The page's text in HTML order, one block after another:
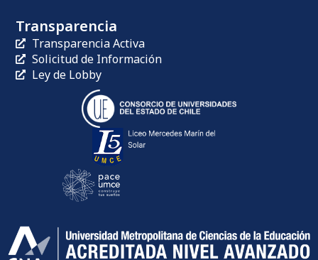
Transparencia
Transparencia Activa
Solicitud de Información
Ley de Lobby